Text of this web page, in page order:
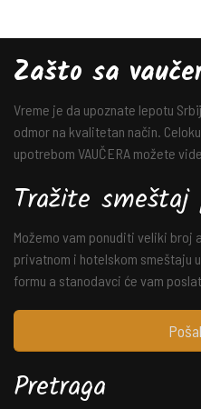
Zašto sa
Vreme je da upoznate lepotu
odmor na kvalitetan način.
upotrebom VAUČERA možete
Tražite smeštaj
Možemo vam ponuditi veliki broj
privatnom i hotelskom smeštaju
formu a stanodavci će vam
Pretraga